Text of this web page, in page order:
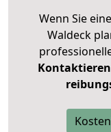
Wenn Sie
Waldeck